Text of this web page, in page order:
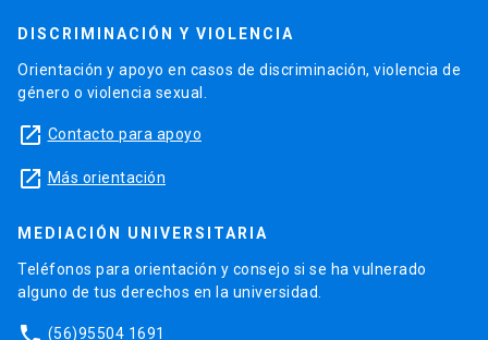
DISCRIMINACIÓN Y VIOLENCIA
Orientación y apoyo en casos de discriminación, violencia de
género o violencia sexual.
launch Contacto para apoyo
launch Más orientación
MEDIACIÓN UNIVERSITARIA
Teléfonos para orientación y consejo si se ha vulnerado
alguno de tus derechos en la universidad.
(56)95504 1691